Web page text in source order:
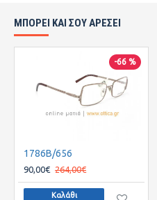
ΜΠΟΡΕΙ ΚΑΙ ΣΟΥ ΑΡΕΣΕΙ
-66 %
1786B/656
90,00€ 264,00€
Καλάθι